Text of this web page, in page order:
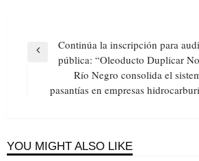
Navegación
Previous
Continúa la inscripción para
pública: “Oleoducto Duplicar
Next
Río Negro consolida el
pasantías en empresas
YOU MIGHT ALSO LIKE